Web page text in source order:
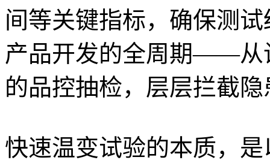
间等关键指标，确保测
产品开发的全周期——从
的品控抽检，层层拦截隐
快速温变试验的本质，